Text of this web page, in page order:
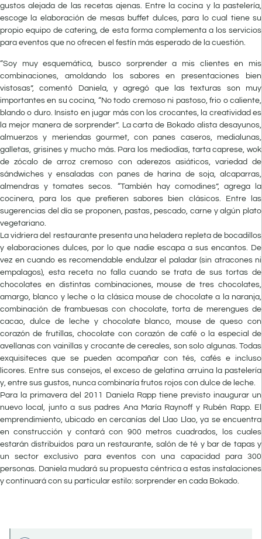
gustos alejada de las recetas ajenas. Entre la cocina y la pastelería,
escoge la elaboración de mesas buffet dulces, para lo cual tiene su
propio equipo de catering, de esta forma complementa a los servicios
para eventos que no ofrecen el festín más esperado de la cuestión.
“Soy muy esquemática, busco sorprender a mis clientes en mis
combinaciones, amoldando los sabores en presentaciones bien
vistosas”, comentó Daniela, y agregó que las texturas son muy
importantes en su cocina, “No todo cremoso ni pastoso, frio o caliente,
blando o duro. Insisto en jugar más con los crocantes, la creatividad es
la mejor manera de sorprender”. La carta de Bokado alista desayunos,
almuerzos y meriendas gourmet, con panes caseros, medialunas,
galletas, grisines y mucho más. Para los mediodías, tarta caprese, wok
de zócalo de arroz cremoso con aderezos asiáticos, variedad de
sándwiches y ensaladas con panes de harina de soja, alcaparras,
almendras y tomates secos. “También hay comodines”, agrega la
cocinera, para los que prefieren sabores bien clásicos. Entre las
sugerencias del día se proponen, pastas, pescado, carne y algún plato
vegetariano.
La vidriera del restaurante presenta una heladera repleta de bocadillos
y elaboraciones dulces, por lo que nadie escapa a sus encantos. De
vez en cuando es recomendable endulzar el paladar (sin atracones ni
empalagos), esta receta no falla cuando se trata de sus tortas de
chocolates en distintas combinaciones, mouse de tres chocolates,
amargo, blanco y leche o la clásica mouse de chocolate a la naranja,
combinación de frambuesas con chocolate, torta de merengues de
cacao, dulce de leche y chocolate blanco, mouse de queso con
corazón de frutillas, chocolate con corazón de café o la especial de
avellanas con vainillas y crocante de cereales, son solo algunas. Todas
exquisiteces que se pueden acompañar con tés, cafés e incluso
licores. Entre sus consejos, el exceso de gelatina arruina la pastelería
y, entre sus gustos, nunca combinaría frutos rojos con dulce de leche.
Para la primavera del 2011 Daniela Rapp tiene previsto inaugurar un
nuevo local, junto a sus padres Ana María Raynoff y Rubén Rapp. El
emprendimiento, ubicado en cercanías del Llao Llao, ya se encuentra
en construcción y contará con 900 metros cuadrados, los cuales
estarán distribuidos para un restaurante, salón de té y bar de tapas y
un sector exclusivo para eventos con una capacidad para 300
personas. Daniela mudará su propuesta céntrica a estas instalaciones
y continuará con su particular estilo: sorprender en cada Bokado.